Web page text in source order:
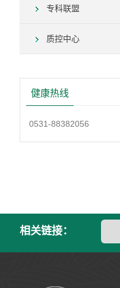
专科联盟
质控中心
健康热线
0531-88382056
相关链接：